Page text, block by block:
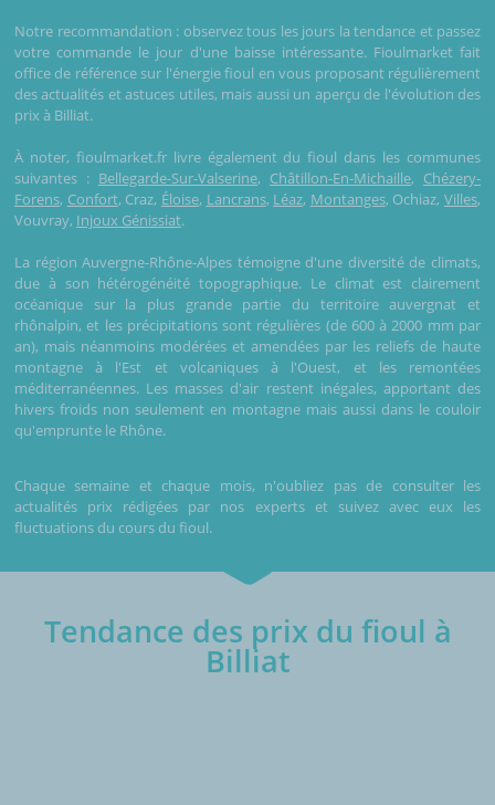
Notre recommandation : observez tous les jours la tendance et passez
votre commande le jour d'une baisse intéressante. Fioulmarket fait
office de référence sur l'énergie fioul en vous proposant régulièrement
des actualités et astuces utiles, mais aussi un aperçu de l'évolution des
prix à Billiat.
À noter, fioulmarket.fr livre également du fioul dans les communes
suivantes : Bellegarde-Sur-Valserine, Châtillon-En-Michaille, Chézery-
Forens, Confort, Craz, Éloise, Lancrans, Léaz, Montanges, Ochiaz, Villes,
Vouvray, Injoux Génissiat.
La région Auvergne-Rhône-Alpes témoigne d'une diversité de climats,
due à son hétérogénéité topographique. Le climat est clairement
océanique sur la plus grande partie du territoire auvergnat et
rhônalpin, et les précipitations sont régulières (de 600 à 2000 mm par
an), mais néanmoins modérées et amendées par les reliefs de haute
montagne à l'Est et volcaniques à l'Ouest, et les remontées
méditerranéennes. Les masses d'air restent inégales, apportant des
hivers froids non seulement en montagne mais aussi dans le couloir
qu'emprunte le Rhône.
Chaque semaine et chaque mois, n'oubliez pas de consulter les
actualités prix rédigées par nos experts et suivez avec eux les
fluctuations du cours du fioul.
Tendance des prix du fioul à
Billiat